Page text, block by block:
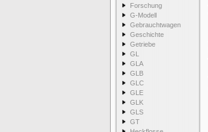
Forschung
G-Modell
Gebrauchtwagen
Geschichte
Getriebe
GL
GLA
GLB
GLC
GLE
GLK
GLS
GT